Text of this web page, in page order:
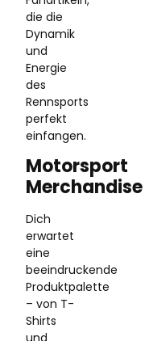
die die
Dynamik
und
Energie
des
Rennsports
perfekt
einfangen.
Motorsport
Merchandise
Dich
erwartet
eine
beeindruckende
Produktpalette
– von T-
Shirts
und